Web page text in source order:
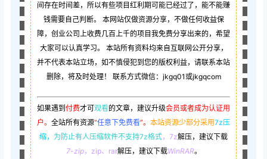
间存在时间差，所以有些项目红利期可能已经过了，能不能赚
钱需要自己判断。 本网站仅做资源分享，不做任何收益保
障，创业公司上收费几百上千的项目我免费分享出来的，希望
大家可以认真学习。 本站所有资料均来自互联网公开分享，
并不代表本站立场，如不慎侵犯到您的版权利益，请联系本站
删除，将及时处理！ 联系方式微信：jkgq01或jkgqcom
如果遇到 付费才可观看的文章，建议升级会员或者成为认证用
户。 全站所有资源“任意下免费看”。 本站资源少部分采用7z压
缩， 为防止有人压缩软件不支持7z格式，7z解压，建议下载
7-zip，zip、rar解压，建议下载WinRAR。